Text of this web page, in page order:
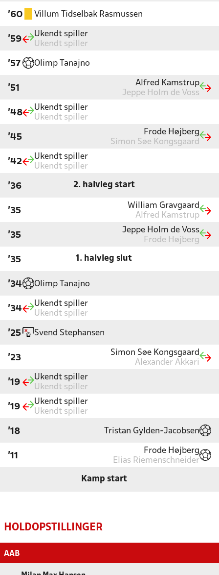
'60 Villum Tidselbak Rasmussen
'59
Ukendt spiller
Ukendt spiller
'57 Olimp Tanajno
'51
Alfred Kamstrup
Jeppe Holm de Voss
'48
Ukendt spiller
Ukendt spiller
'45
Frode Højberg
Simon Søe Kongsgaard
'42
Ukendt spiller
Ukendt spiller
'36 2. halvleg start
'35
William Gravgaard
Alfred Kamstrup
'35
Jeppe Holm de Voss
Frode Højberg
'35 1. halvleg slut
'34 Olimp Tanajno
'34
Ukendt spiller
Ukendt spiller
'25 Svend Stephansen
'23
Simon Søe Kongsgaard
Alexander Akkari
'19
Ukendt spiller
Ukendt spiller
'19
Ukendt spiller
Ukendt spiller
'18 Tristan Gylden-Jacobsen
'11
Frode Højberg
Elias Riemenschneider
Kamp start
HOLDOPSTILLINGER
AAB